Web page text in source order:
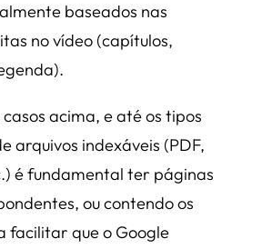
baseados nas
no vídeo (capítulos,
acima, e até os tipos
arquivos indexáveis (PDF,
é fundamental ter páginas
ou contendo os
facilitar que o Google